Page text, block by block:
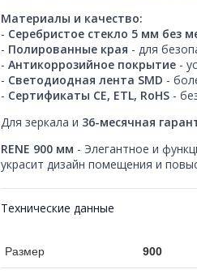
Материалы и качество:
- Серебристое стекло 5 мм без
- Полированные края - для
- Антикоррозийное покрытие -
- Светодиодная лента SMD -
- Сертификаты CE, ETL, RoHS -
Для зеркала и 36-месячная
RENE 900 мм - Элегантное и
украсит дизайн помещения и
Технические данные
Размер 900